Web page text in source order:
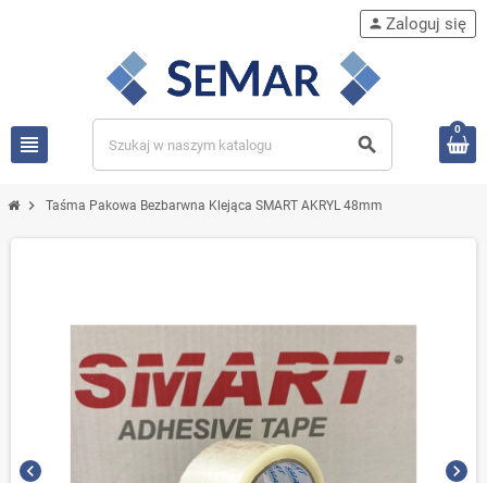
view_headline search
person Zaloguj się
0
chevron_right Taśma Pakowa Bezbarwna Klejąca SMART AKRYL 48mm
chevron_left chevron_right